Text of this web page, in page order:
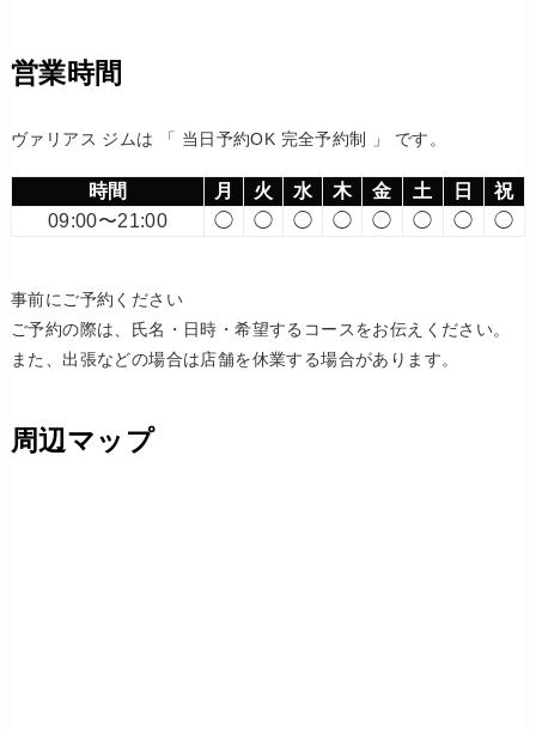
営業時間
ヴァリアス ジムは 「 当日予約OK 完全予約制 」 です。
時間 月 火 水 木 金 土 日
祝
09:00〜21:00
◯ ◯ ◯ ◯ ◯ ◯ ◯ ◯
事前にご予約ください
ご予約の際は、氏名・日時・希望するコースをお伝えください。
また、出張などの場合は店舗を休業する場合があります。
周辺マップ